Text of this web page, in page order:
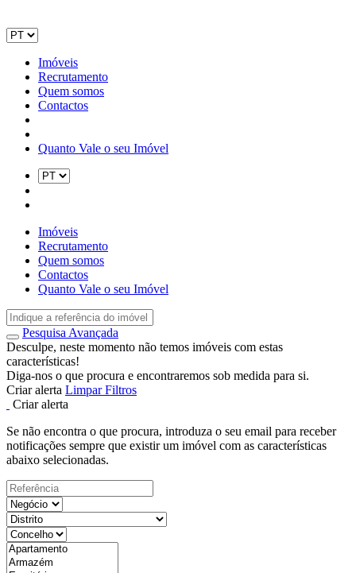
Imóveis
Recrutamento
Quem somos
Contactos
Quanto Vale o seu Imóvel
Imóveis
Recrutamento
Quem somos
Contactos
Quanto Vale o seu Imóvel
Pesquisa Avançada
Desculpe, neste momento não temos imóveis com estas
características!
Diga-nos o que procura e encontraremos sob medida para si.
Criar alerta Limpar Filtros
Criar alerta
Se não encontra o que procura, introduza o seu email para receber
notificações sempre que existir um imóvel com as características
abaixo selecionadas.